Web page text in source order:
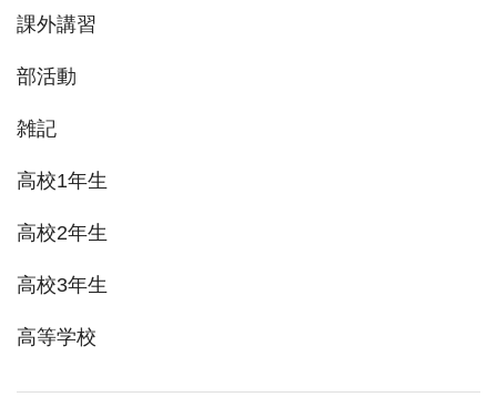
課外講習
部活動
雑記
高校1年生
高校2年生
高校3年生
高等学校